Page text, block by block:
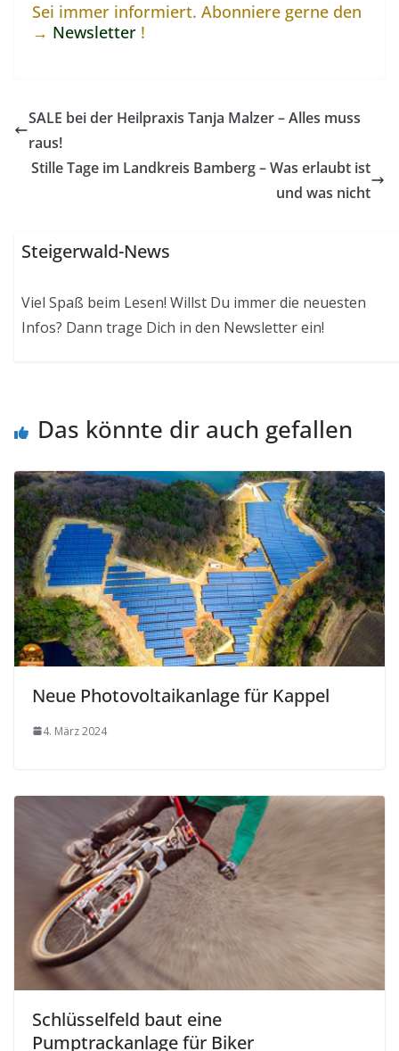
Sei immer informiert. Abonniere gerne den
→ Newsletter !
SALE bei der Heilpraxis Tanja Malzer – Alles muss
raus!
Stille Tage im Landkreis Bamberg – Was erlaubt ist
und was nicht
Steigerwald-News
Viel Spaß beim Lesen! Willst Du immer die neuesten
Infos? Dann trage Dich in den Newsletter ein!
Das könnte dir auch gefallen
Neue Photovoltaikanlage für Kappel
4. März 2024
Schlüsselfeld baut eine
Pumptrackanlage für Biker